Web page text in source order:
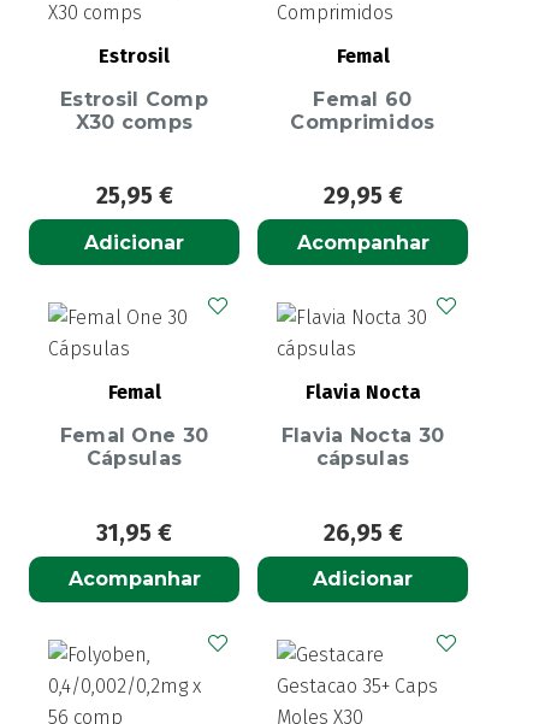
Estrosil
Estrosil Comp
X30 comps
25,95 €
Adicionar
Femal
Femal 60
Comprimidos
29,95 €
Acompanhar
Femal
Femal One 30
Cápsulas
31,95 €
Acompanhar
Flavia Nocta
Flavia Nocta 30
cápsulas
26,95 €
Adicionar